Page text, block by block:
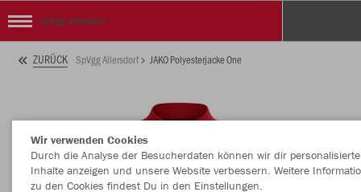
SpVgg Allersdorf
ZURÜCK SpVgg Allersdorf JAKO Polyesterjacke One
Wir verwenden Cookies
Durch die Analyse der Besucherdaten können wir dir personalisierte
Inhalte anzeigen und unsere Website verbessern. Weitere
zu den Cookies findest Du in den Einstellungen.